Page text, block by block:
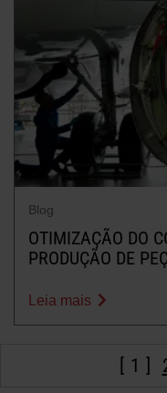
Blog
OTIMIZAÇÃO DO
PRODUÇÃO DE
Leia mais
1